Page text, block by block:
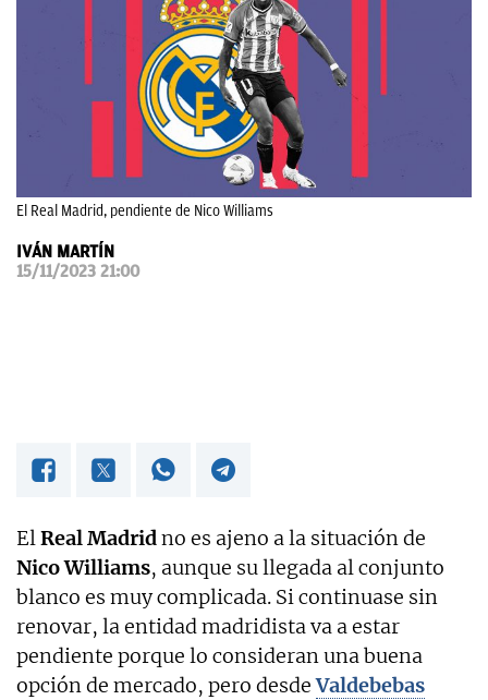
El Real Madrid, pendiente de Nico Williams
IVÁN MARTÍN
15/11/2023 21:00
ElReal Madridno es ajeno a la situación de
Nico Williams, aunque su llegada al conjunto
blanco es muy complicada. Si continuase sin
renovar, la entidad madridista va a estar
pendiente porque lo consideran una buena
opción de mercado, pero desdeValdebebas